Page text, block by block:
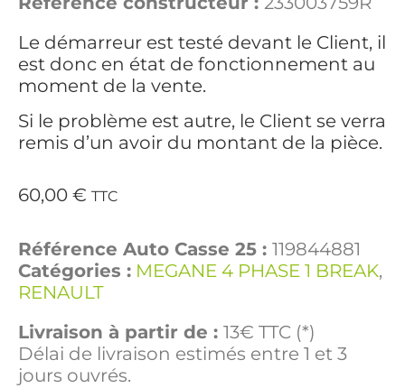
Le démarreur est testé devant le Client, il
est donc en état de fonctionnement au
moment de la vente.
Si le problème est autre, le Client se verra
remis d’un avoir du montant de la pièce.
60,00 € TTC
Référence Auto Casse 25 : 119844881
Catégories : MEGANE 4 PHASE 1 BREAK,
RENAULT
Livraison à partir de : 13€ TTC (*)
Délai de livraison estimés entre 1 et 3
jours ouvrés.